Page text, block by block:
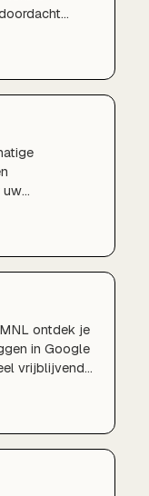
uw
met
ontdek je
in Google
vrijblijvend